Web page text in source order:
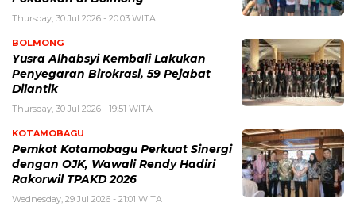
Thursday, 30 Jul 2026 - 20:03 WITA
BOLMONG
Yusra Alhabsyi Kembali Lakukan
Penyegaran Birokrasi, 59 Pejabat
Dilantik
Thursday, 30 Jul 2026 - 19:51 WITA
KOTAMOBAGU
Pemkot Kotamobagu Perkuat Sinergi
dengan OJK, Wawali Rendy Hadiri
Rakorwil TPAKD 2026
Wednesday, 29 Jul 2026 - 21:01 WITA